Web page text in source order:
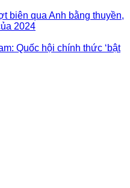
biên qua Anh bằng thuyền,
2024
Quốc hội chính thức ‘bật